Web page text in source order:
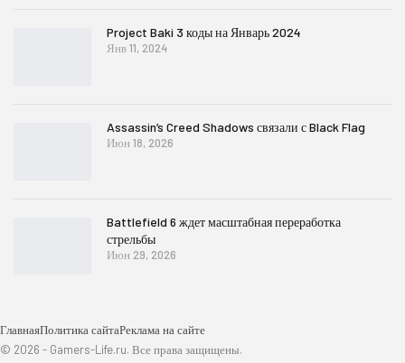
Project Baki 3 коды на Январь 2024
Янв 11, 2024
Assassin’s Creed Shadows связали с Black Flag
Июн 18, 2026
Battlefield 6 ждет масштабная переработка
стрельбы
Июн 29, 2026
ГлавнаяПолитика сайтаРеклама на сайте
© 2026 - Gamers-Life.ru. Все права защищены.